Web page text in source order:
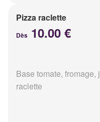
Pizza raclette
Dès 10.00 €
Base tomate, fromage,
raclette